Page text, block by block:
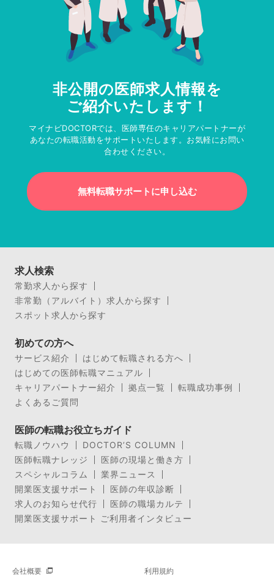
非公開の医師求人情報を
ご紹介いたします！
マイナビDOCTORでは、医師専任のキャリアパートナーが
あなたの転職活動をサポートいたします。お気軽にお問い
合わせください。
無料転職サポートに申し込む
求人検索
常勤求人から探す
非常勤（アルバイト）求人から探す
スポット求人から探す
初めての方へ
サービス紹介
はじめて転職される方へ
はじめての医師転職マニュアル
キャリアパートナー紹介
拠点一覧
転職成功事例
よくあるご質問
医師の転職お役立ちガイド
転職ノウハウ
DOCTOR’S COLUMN
医師転職ナレッジ
医師の現場と働き方
スペシャルコラム
業界ニュース
開業医支援サポート
医師の年収診断
求人のお知らせ代行
医師の職場カルテ
開業医支援サポート ご利用者インタビュー
会社概要 利用規約